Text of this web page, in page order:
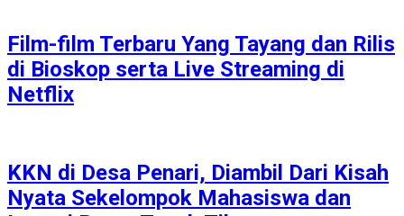
Film-film Terbaru Yang Tayang dan Rilis
di Bioskop serta Live Streaming di
Netflix
KKN di Desa Penari, Diambil Dari Kisah
Nyata Sekelompok Mahasiswa dan